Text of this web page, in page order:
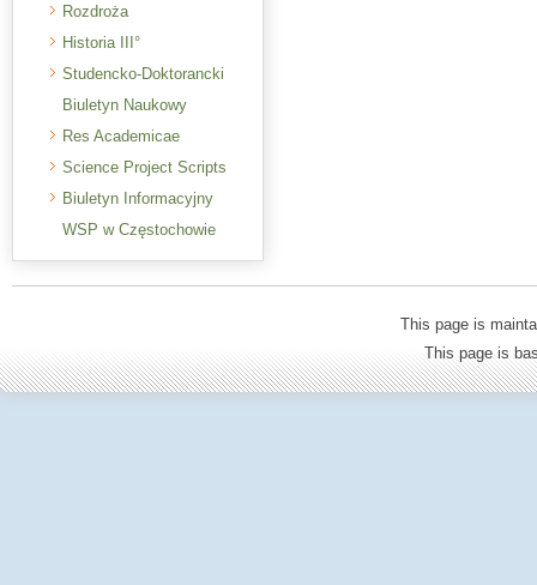
Rozdroża
Historia III°
Studencko-Doktorancki
Biuletyn Naukowy
Res Academicae
Science Project Scripts
Biuletyn Informacyjny
WSP w Częstochowie
This page is
This page is